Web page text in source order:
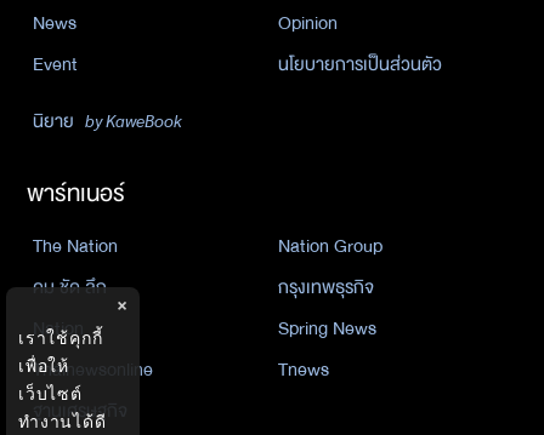
News
Opinion
Event
นโยบายการเป็นส่วนตัว
นิยาย by KaweBook
พาร์ทเนอร์
The Nation
Nation Group
คม ชัด ลึก
กรุงเทพธุรกิจ
Nation
Spring News
Thainewsonline
Tnews
ฐานเศรษฐกิจ
×
เราใช้คุกกี้
เพื่อให้
เว็บไซต์
ทำงานได้ดี